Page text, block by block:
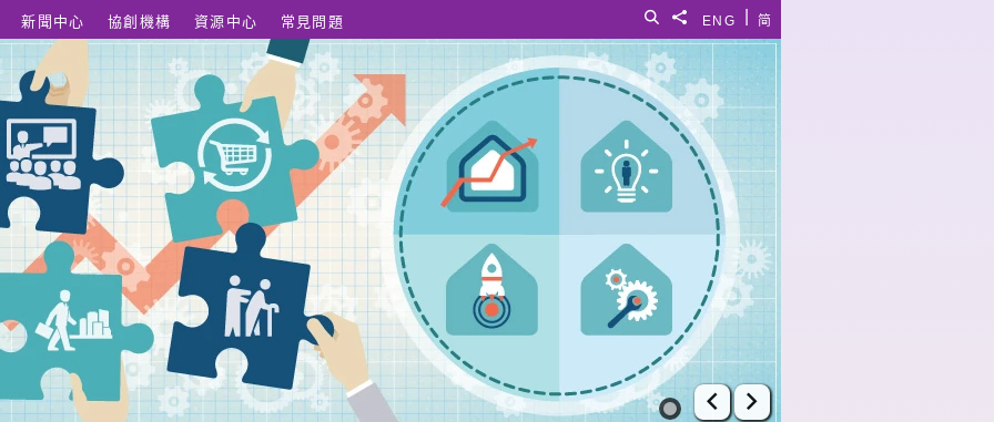
简
ENG
分享給
搜尋
新聞中心 協創機構 資源中心 常見問題
上一張幻燈片
下一張幻燈片